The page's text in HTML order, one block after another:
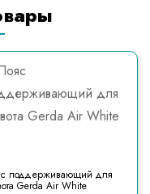
поддерживающий для
Gerda Air White